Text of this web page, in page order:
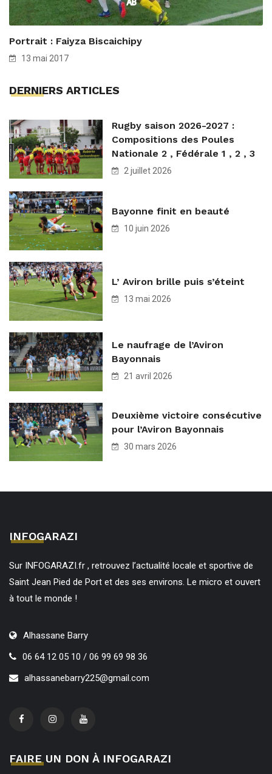
Portrait : Faiyza Biscaichipy
13 mai 2017
DERNIERS ARTICLES
Rugby saison 2026-2027 :
Compositions des Poules
Nationale 2 , Fédérale 1 , 2 , 3
2 juillet 2026
Bayonne finit en beauté
10 juin 2026
L’ Aviron brille puis s’éteint
13 mai 2026
Le naufrage de l’Aviron
Bayonnais
21 avril 2026
Deuxième victoire consécutive
pour l’Aviron Bayonnais
30 mars 2026
INFOGARAZI
Sur INFOGARAZI.fr , retrouvez l’actualité locale et sportive de
Saint Jean Pied de Port et des ses environs. Le micro et ouvert
à tout le monde !
Alhassane Barry
06 64 12 05 10 / 06 99 69 98 36
alhassanebarry225@gmail.com
FAIRE UN DON À INFOGARAZI